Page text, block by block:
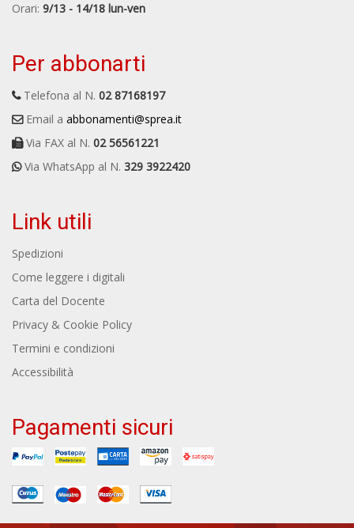
Orari: 9/13 - 14/18 lun-ven
Per abbonarti
Telefona al N. 02 87168197
Email a abbonamenti@sprea.it
Via FAX al N. 02 56561221
Via WhatsApp al N. 329 3922420
Link utili
Spedizioni
Come leggere i digitali
Carta del Docente
Privacy & Cookie Policy
Termini e condizioni
Accessibilità
Pagamenti sicuri